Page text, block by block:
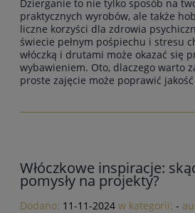
Dzierganie to nie tylko sposób na
praktycznych wyrobów, ale także
liczne korzyści dla zdrowia
świecie pełnym pośpiechu i stresu
włóczką i drutami może okazać się
wybawieniem. Oto, dlaczego warto
proste zajęcie może poprawić
Włóczkowe inspiracje:
pomysły na projekty?
Dodano: 11-11-2024 w kategorii: -